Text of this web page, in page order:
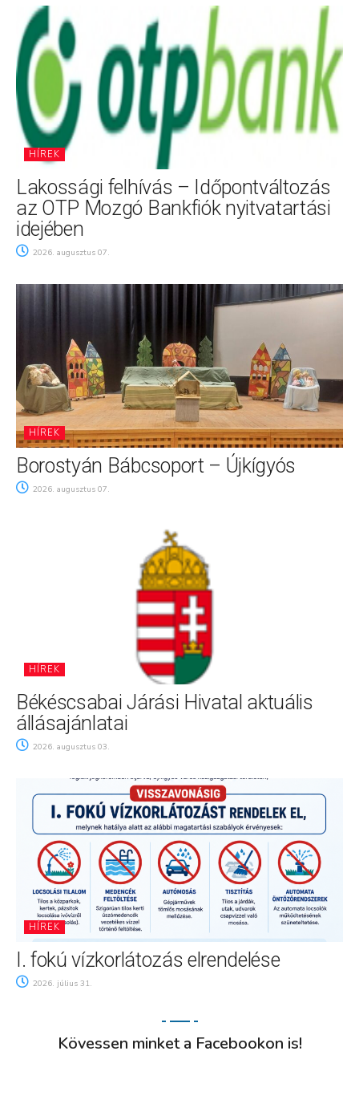
HÍREK
Lakossági felhívás – Időpontváltozás
az OTP Mozgó Bankfiók nyitvatartási
idejében
2026. augusztus 07.
HÍREK
Borostyán Bábcsoport – Újkígyós
2026. augusztus 07.
HÍREK
Békéscsabai Járási Hivatal aktuális
állásajánlatai
2026. augusztus 03.
HÍREK
I. fokú vízkorlátozás elrendelése
2026. július 31.
Kövessen minket a Facebookon is!